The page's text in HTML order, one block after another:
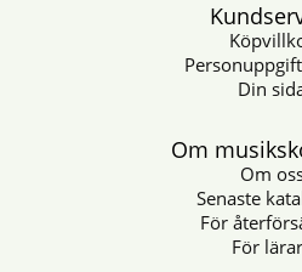
Din
Om
Om
Senaste
För
För